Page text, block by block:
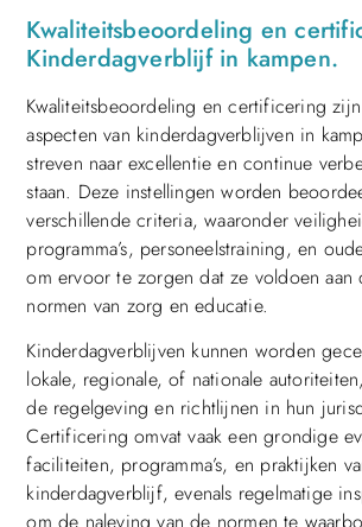
Kwaliteitsbeoordeling en
Kinderdagverblijf in kampen.
Kwaliteitsbeoordeling en certificering
aspecten van kinderdagverblijven in
streven naar excellentie en continue
staan. Deze instellingen worden
verschillende criteria, waaronder
programma’s, personeelstraining, en
om ervoor te zorgen dat ze voldoen aan
normen van zorg en educatie.
Kinderdagverblijven kunnen worden
lokale, regionale, of nationale
de regelgeving en richtlijnen in hun
Certificering omvat vaak een grondige
faciliteiten, programma’s, en praktijken
kinderdagverblijf, evenals regelmatige